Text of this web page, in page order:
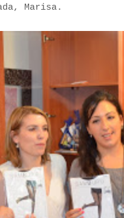
Marisa.